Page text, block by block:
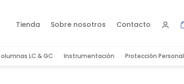
Tienda Sobre nosotros Contacto
LC & GC Instrumentación Protección Personal